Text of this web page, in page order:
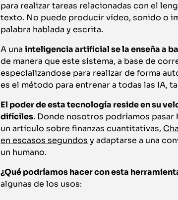
para realizar tareas relacionadas con el
texto. No puede producir vídeo, sonido o
palabra hablada y escrita.
A una inteligencia artificial se la enseña a
de manera que este sistema, a base de
especializandose para realizar de forma
es el método para entrenar a todas las IA,
El poder de esta tecnología reside en su
difíciles. Donde nosotros podríamos
un artículo sobre finanzas cuantitativas,
en escasos segundos y adaptarse a una
un humano.
¿Qué podríamos hacer con esta
algunas de los usos: